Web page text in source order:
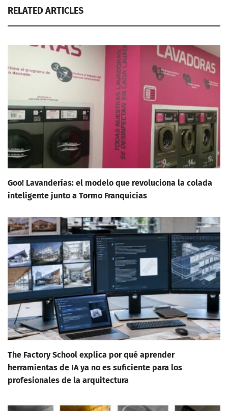
RELATED ARTICLES
Goo! Lavanderías: el modelo que revoluciona la colada
inteligente junto a Tormo Franquicias
The Factory School explica por qué aprender
herramientas de IA ya no es suficiente para los
profesionales de la arquitectura